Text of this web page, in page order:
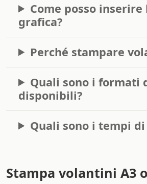
Come posso inserire
grafica?
Perché stampare
Quali sono i formati
disponibili?
Quali sono i tempi di
Stampa volantini A3